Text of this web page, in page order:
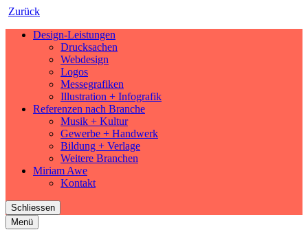
Zurück
Design-Leistungen
Drucksachen
Webdesign
Logos
Messegrafiken
Illustration + Infografik
Referenzen nach Branche
Musik + Kultur
Gewerbe + Handwerk
Bildung + Verlage
Weitere Branchen
Miriam Awe
Kontakt
Schliessen
Menü